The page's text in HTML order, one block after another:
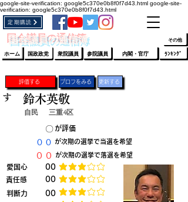
google-site-verification: google5c370e0b8f0f7d43.html google-site-
verification: google5c370e0b8f0f7d43.html
​国会議員の通信簿
定期購読
ホーム 国政政党 衆院議員 参院議員 ﾗﾝｷﾝｸﾞ
内閣・官庁
その他
評価する プロフをみる 更新する
自民 三重4区
​が評価
​が次期の選挙で当選を希望
​が次期の選挙で落選を希望
​愛国心 ​00 平均評価 3 /5
​責任感 ​00 平均評価 3 /5
​判断力 ​00 平均評価 3 /5
す 鈴木英敬
​〇​
​００
​００